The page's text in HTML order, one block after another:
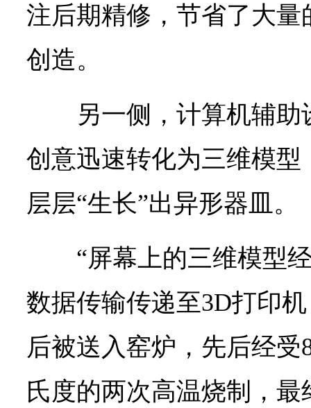
注后期精修，节省了大
创造。
另一侧，计算机辅
创意迅速转化为三维模
层层“生长”出异形器皿。
“屏幕上的三维模型
数据传输传递至3D打印
后被送入窑炉，先后经受
氏度的两次高温烧制，最